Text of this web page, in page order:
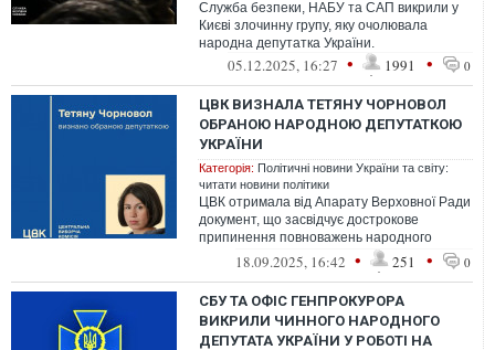
Служба безпеки, НАБУ та САП викрили у
Києві злочинну групу, яку очолювала
народна депутатка України.
05.12.2025, 16:27 • 1991 • 0
ЦВК ВИЗНАЛА ТЕТЯНУ ЧОРНОВОЛ
ОБРАНОЮ НАРОДНОЮ ДЕПУТАТКОЮ
УКРАЇНИ
Категорія: Політичні новини України та світу:
читати новини політики
ЦВК отримала від Апарату Верховної Ради
документ, що засвідчує дострокове
припинення повноважень народного
депутата України Андрія Парубія
18.09.2025, 16:42 • 251 • 0
СБУ ТА ОФІС ГЕНПРОКУРОРА
ВИКРИЛИ ЧИННОГО НАРОДНОГО
ДЕПУТАТА УКРАЇНИ У РОБОТІ НА